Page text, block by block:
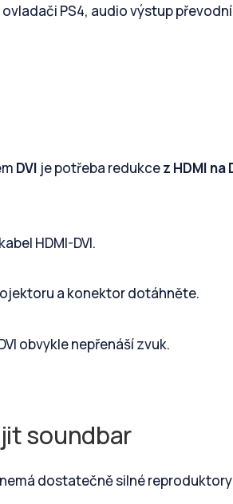
PS4, audio výstup
DVI je potřeba redukcez HDMI na
HDMI-DVI.
a konektor dotáhněte.
obvykle nepřenáší zvuk.
soundbar
dostatečně silné